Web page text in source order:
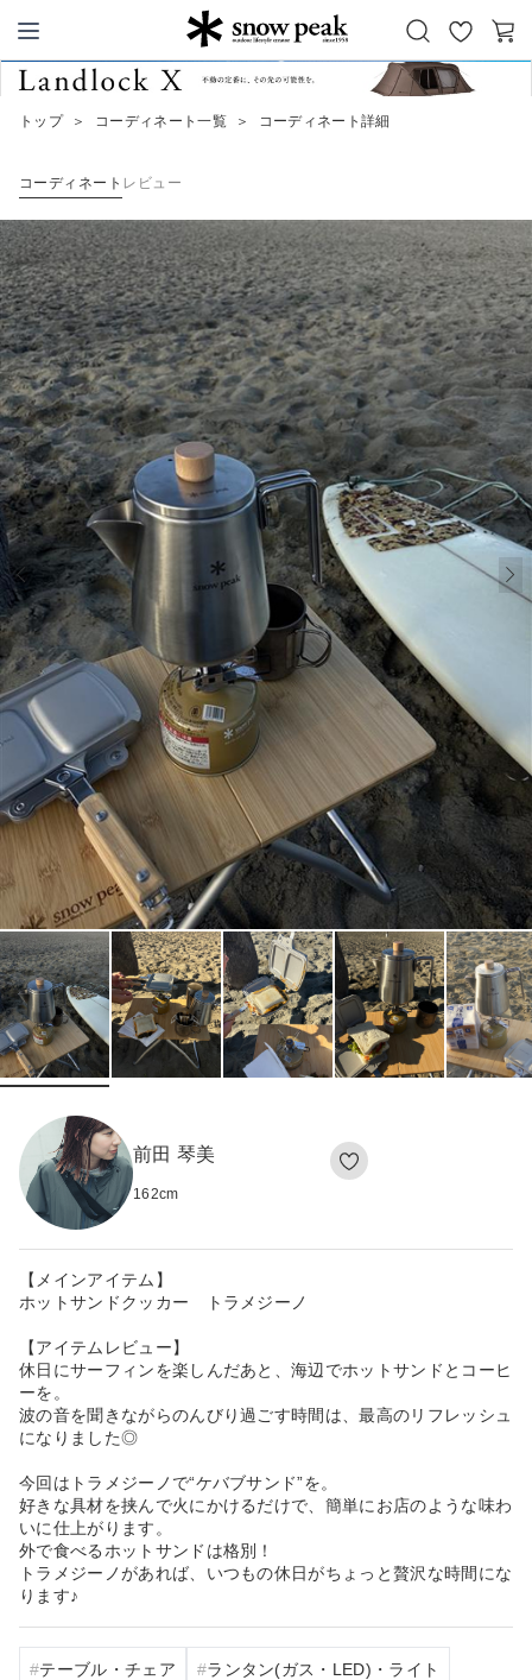
Snow Peak
お
気
カ
トップ ＞ コーディネート一覧 ＞ コーディネート詳細
コーディネート レビュー
前田 琴美
162cm
【メインアイテム】
ホットサンドクッカー トラメジーノ
【アイテムレビュー】
休日にサーフィンを楽しんだあと、海辺でホットサンドとコーヒ
ーを。
波の音を聞きながらのんびり過ごす時間は、最高のリフレッシュ
になりました◎
今回はトラメジーノで“ケバブサンド”を。
好きな具材を挟んで火にかけるだけで、簡単にお店のような味わ
いに仕上がります。
外で食べるホットサンドは格別！
トラメジーノがあれば、いつもの休日がちょっと贅沢な時間にな
ります♪
テーブル・チェア ランタン(ガス・LED)・ライト